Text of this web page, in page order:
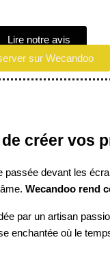
Lire notre avis
sur Wecandoo
créer vos
passée devant les
Wecandoo rend
par un artisan
enchantée où le